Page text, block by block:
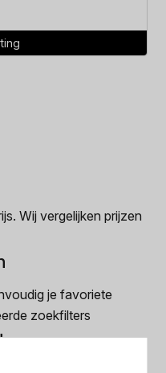
Wij vergelijken prijzen
je favoriete
zoekfilters